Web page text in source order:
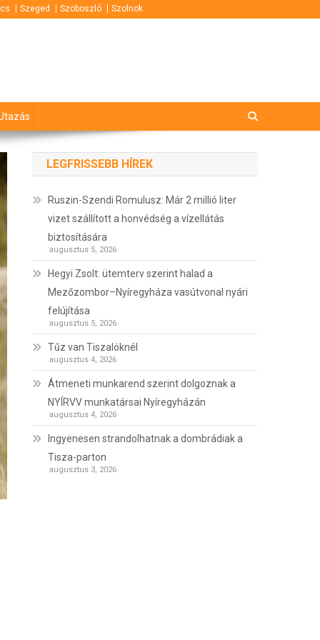
Szeged Szoboszló Szolnok
LEGFRISSEBB HÍREK
Ruszin-Szendi Romulusz: Már 2 millió liter
vizet szállított a honvédség a vízellátás
biztosítására
augusztus 5, 2026
Hegyi Zsolt: ütemterv szerint halad a
Mezőzombor–Nyíregyháza vasútvonal nyári
felújítása
augusztus 5, 2026
Tűz van Tiszalöknél
augusztus 4, 2026
Átmeneti munkarend szerint dolgoznak a
NYÍRVV munkatársai Nyíregyházán
augusztus 4, 2026
Ingyenesen strandolhatnak a dombrádiak a
Tisza-parton
augusztus 3, 2026